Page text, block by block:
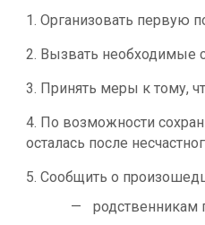
Организовать первую
Вызвать необходимые
Принять меры к тому,
По возможности
осталась после
Сообщить о
родственникам